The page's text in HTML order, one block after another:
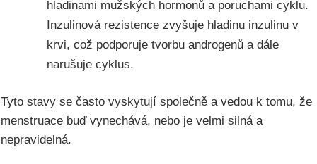
hladinami mužských hormonů a poruchami cyklu.
Inzulinová rezistence zvyšuje hladinu inzulinu v
krvi, což podporuje tvorbu androgenů a dále
narušuje cyklus.
Tyto stavy se často vyskytují společně a vedou k tomu, že
menstruace buď vynechává, nebo je velmi silná a
nepravidelná.